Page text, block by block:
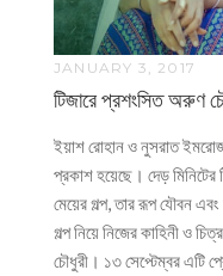
JANUARY 3, 2017
টিজারে প্রশংসিত অরুণ
ইয়াশ রোহান ও নুসরাত ইমরোজ
প্রকাশ হয়েছে। দেড় মিনিটের
মেয়ের গল্প, তার রূপ যৌবন
গল্প নিয়ে নিজের কাহিনী ও
চৌধুরী। ১৩ সেপ্টেম্বর এটি